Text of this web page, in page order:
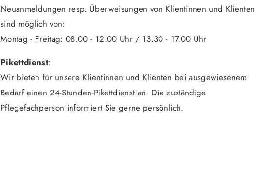
Neuanmeldungen resp. Überweisungen von Klientinnen und Klienten
sind möglich von:
Montag - Freitag: 08.00 - 12.00 Uhr / 13.30 - 17.00 Uhr
Pikettdienst:
Wir bieten für unsere Klientinnen und Klienten bei ausgewiesenem
Bedarf einen 24-Stunden-Pikettdienst an. Die zuständige
Pflegefachperson informiert Sie gerne persönlich.